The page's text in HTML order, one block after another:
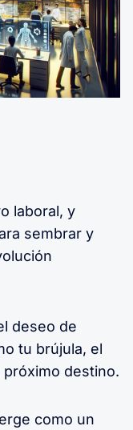
laboral, y
sembrar y
deseo de
tu brújula, el
destino.
como un